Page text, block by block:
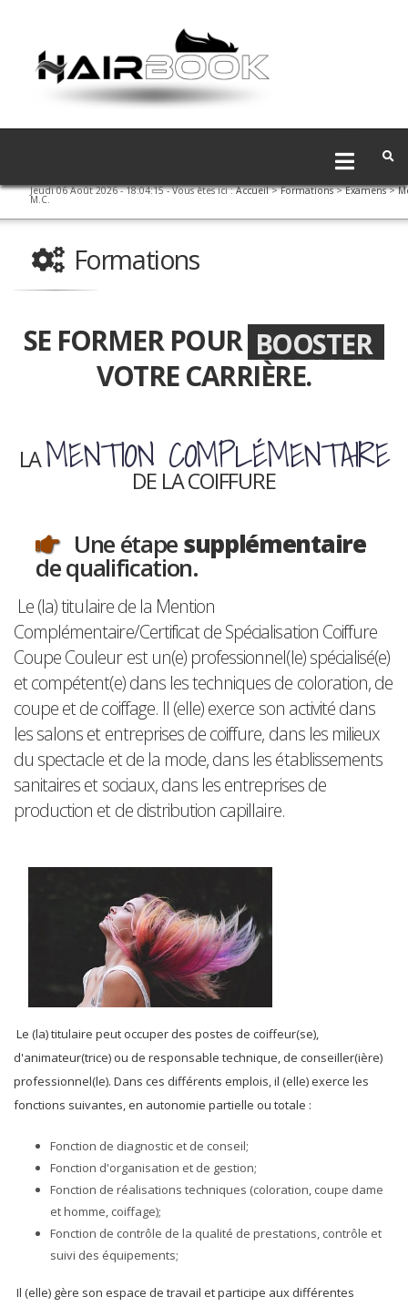
Jeudi 06 Août 2026 - 18:04:15- Vous êtes ici :Accueil>Formations>Examens>
M.C.
Formations
SE FORMER POUR BOOSTER
VOTRE CARRIÈRE.
LAMENTION COMPLÉMENTAIRE
DE LA COIFFURE
Une étapesupplémentaire
de qualification.
Le (la) titulaire de la Mention
Complémentaire/Certificat de Spécialisation Coiffure
Coupe Couleur est un(e) professionnel(le) spécialisé(e)
et compétent(e) dans les techniques de coloration, de
coupe et de coiffage. Il (elle) exerce son activité dans
les salons et entreprises de coiffure, dans les milieux
du spectacle et de la mode, dans les établissements
sanitaires et sociaux, dans les entreprises de
production et de distribution capillaire.
Le (la) titulaire peut occuper des postes de coiffeur(se),
d'animateur(trice) ou de responsable technique, de conseiller(ière)
professionnel(le). Dans ces différents emplois, il (elle) exerce les
fonctions suivantes, en autonomie partielle ou totale :
Fonction de diagnostic et de conseil;
Fonction d'organisation et de gestion;
Fonction de réalisations techniques (coloration, coupe dame
et homme, coiffage);
Fonction de contrôle de la qualité de prestations, contrôle et
suivi des équipements;
Il (elle) gère son espace de travail et participe aux différentes